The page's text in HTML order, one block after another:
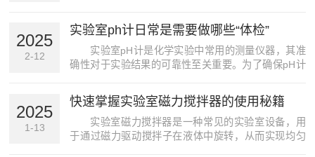
环境中。选择一个干燥、通风且温度适宜的位置，避
免阳光直射，防止仪器受热变形或部件老化。同时，
要将pH计...
2025
2-12
实验室ph计日常是需要做哪些“体检”
实验室pH计是化学实验中常用的测量仪器，其准
确性对于实验结果的可靠性至关重要。为了确保pH计
“体检”。首先，外观检查是很重要的。每天使用前，要
仔细查看pH计的外观是否有损坏、变形或受潮的情
况。检...
2025
1-13
快速掌握实验室磁力搅拌器的使用秘籍
实验室磁力搅拌器是一种常见的实验室设备，用
于通过磁力驱动搅拌子在液体中旋转，从而实现均匀